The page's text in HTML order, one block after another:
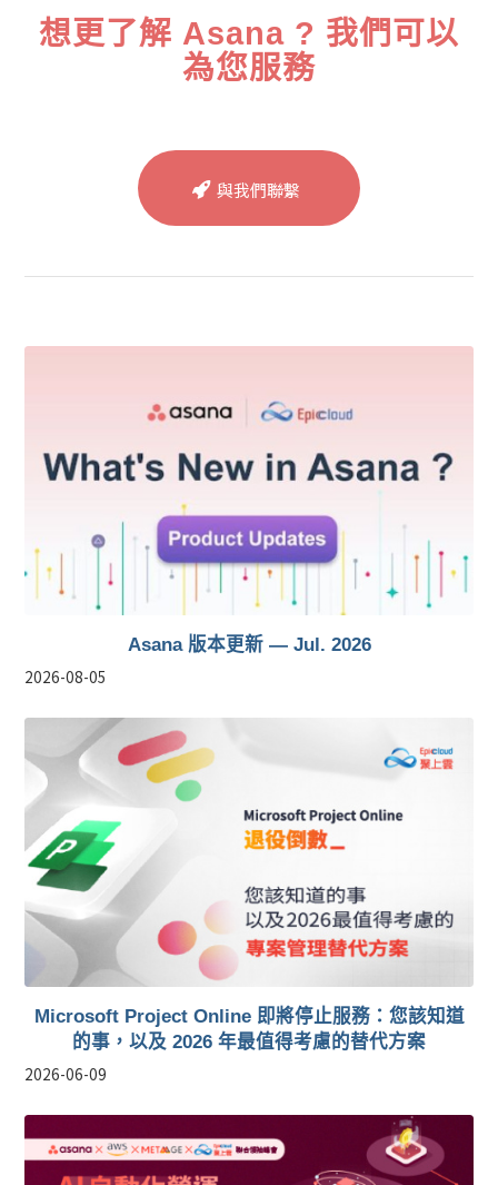
想更了解 Asana ? 我們可以
為您服務
與我們聯繫
Asana 版本更新 — Jul. 2026
2026-08-05
Microsoft Project Online 即將停止服務：您該知道
的事，以及 2026 年最值得考慮的替代方案
2026-06-09